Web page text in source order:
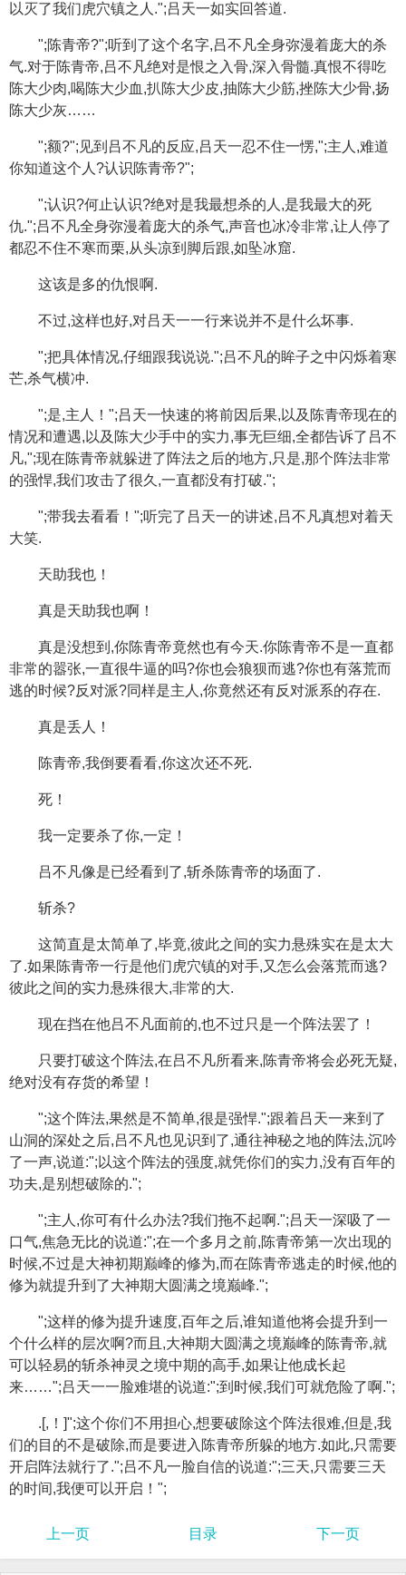
以灭了我们虎穴镇之人.";吕天一如实回答道.
";陈青帝?";听到了这个名字,吕不凡全身弥漫着庞大的杀
气.对于陈青帝,吕不凡绝对是恨之入骨,深入骨髓.真恨不得吃
陈大少肉,喝陈大少血,扒陈大少皮,抽陈大少筋,挫陈大少骨,扬
陈大少灰……
";额?";见到吕不凡的反应,吕天一忍不住一愣,";主人,难道
你知道这个人?认识陈青帝?";
";认识?何止认识?绝对是我最想杀的人,是我最大的死
仇.";吕不凡全身弥漫着庞大的杀气,声音也冰冷非常,让人停了
都忍不住不寒而栗,从头凉到脚后跟,如坠冰窟.
这该是多的仇恨啊.
不过,这样也好,对吕天一一行来说并不是什么坏事.
";把具体情况,仔细跟我说说.";吕不凡的眸子之中闪烁着寒
芒,杀气横冲.
";是,主人！";吕天一快速的将前因后果,以及陈青帝现在的
情况和遭遇,以及陈大少手中的实力,事无巨细,全都告诉了吕不
凡,";现在陈青帝就躲进了阵法之后的地方,只是,那个阵法非常
的强悍,我们攻击了很久,一直都没有打破.";
";带我去看看！";听完了吕天一的讲述,吕不凡真想对着天
大笑.
天助我也！
真是天助我也啊！
真是没想到,你陈青帝竟然也有今天.你陈青帝不是一直都
非常的嚣张,一直很牛逼的吗?你也会狼狈而逃?你也有落荒而
逃的时候?反对派?同样是主人,你竟然还有反对派系的存在.
真是丢人！
陈青帝,我倒要看看,你这次还不死.
死！
我一定要杀了你,一定！
吕不凡像是已经看到了,斩杀陈青帝的场面了.
斩杀?
这简直是太简单了,毕竟,彼此之间的实力悬殊实在是太大
了.如果陈青帝一行是他们虎穴镇的对手,又怎么会落荒而逃?
彼此之间的实力悬殊很大,非常的大.
现在挡在他吕不凡面前的,也不过只是一个阵法罢了！
只要打破这个阵法,在吕不凡所看来,陈青帝将会必死无疑,
绝对没有存货的希望！
";这个阵法,果然是不简单,很是强悍.";跟着吕天一来到了
山洞的深处之后,吕不凡也见识到了,通往神秘之地的阵法,沉吟
了一声,说道:";以这个阵法的强度,就凭你们的实力,没有百年的
功夫,是别想破除的.";
";主人,你可有什么办法?我们拖不起啊.";吕天一深吸了一
口气,焦急无比的说道:";在一个多月之前,陈青帝第一次出现的
时候,不过是大神初期巅峰的修为,而在陈青帝逃走的时候,他的
修为就提升到了大神期大圆满之境巅峰.";
";这样的修为提升速度,百年之后,谁知道他将会提升到一
个什么样的层次啊?而且,大神期大圆满之境巅峰的陈青帝,就
可以轻易的斩杀神灵之境中期的高手,如果让他成长起
来……";吕天一一脸难堪的说道:";到时候,我们可就危险了啊.";
.[,！]";这个你们不用担心,想要破除这个阵法很难,但是,我
们的目的不是破除,而是要进入陈青帝所躲的地方.如此,只需要
开启阵法就行了.";吕不凡一脸自信的说道:";三天,只需要三天
的时间,我便可以开启！";
上一页 目录 下一页